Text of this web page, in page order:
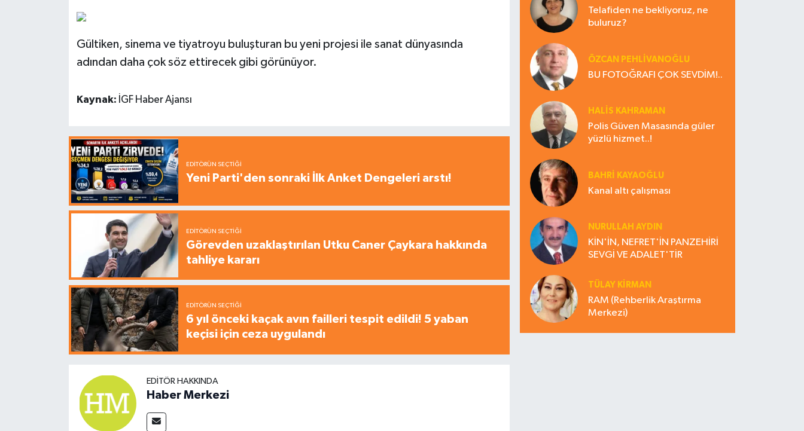
Gültiken, sinema ve tiyatroyu buluşturan bu yeni projesi ile sanat dünyasında
adından daha çok söz ettirecek gibi görünüyor.
Kaynak: İGF Haber Ajansı
EDITÖRÜN SEÇTIĞI
Yeni Parti'den sonraki İlk Anket Dengeleri arstı!
EDITÖRÜN SEÇTIĞI
Görevden uzaklaştırılan Utku Caner Çaykara hakkında
tahliye kararı
EDITÖRÜN SEÇTIĞI
6 yıl önceki kaçak avın failleri tespit edildi! 5 yaban
keçisi için ceza uygulandı
EDITÖR HAKKINDA
Haber Merkezi
Telafiden ne bekliyoruz, ne
buluruz?
ÖZCAN PEHLİVANOĞLU
BU FOTOĞRAFI ÇOK SEVDİM!..
HALIS KAHRAMAN
Polis Güven Masasında güler
yüzlü hizmet..!
BAHRI KAYAOĞLU
Kanal altı çalışması
NURULLAH AYDIN
KİN'İN, NEFRET'İN PANZEHİRİ
SEVGİ VE ADALET'TİR
TÜLAY KİRMAN
RAM (Rehberlik Araştırma
Merkezi)